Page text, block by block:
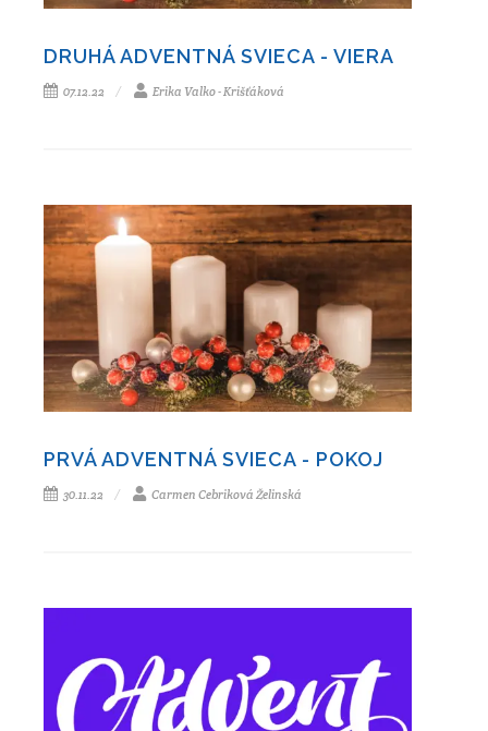
DRUHÁ ADVENTNÁ SVIECA - VIERA
07.12.22 Erika Valko - Krišťáková
PRVÁ ADVENTNÁ SVIECA - POKOJ
30.11.22 Carmen Cebriková Želinská